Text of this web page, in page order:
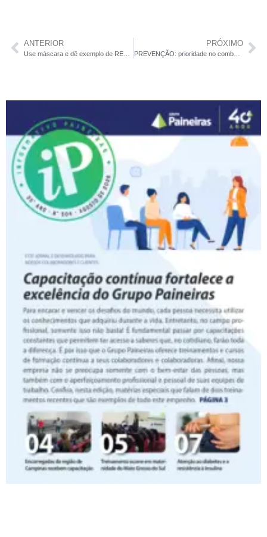
ANTERIOR PRÓXIMO
PREVENÇÃO: prioridade no combate ao câncer de mama e de próstata